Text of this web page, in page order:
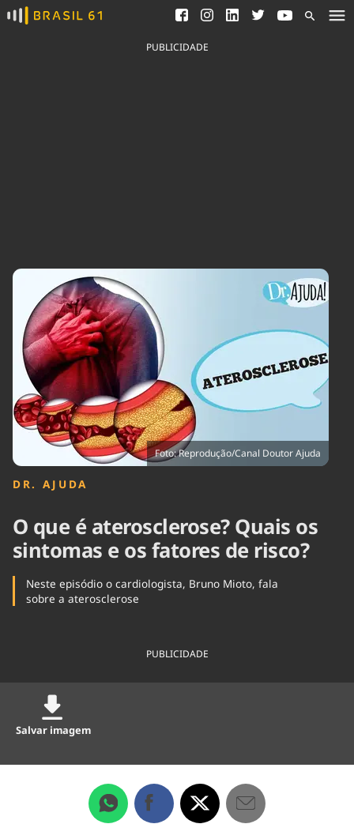
Ver todas as notícias
Saneamento
Indicadores
Agronegócios
Brasil
Brasil Mineral
Ciência &
Tecnologia
Cinema
Comportamento
Cultura
Economia
Educação
Infraestrutura
Internacional
Meio Ambiente
Saúde
PUBLICIDADE
Foto: Reprodução/Canal Doutor Ajuda
DR. AJUDA
O que é aterosclerose? Quais os
sintomas e os fatores de risco?
Neste episódio o cardiologista, Bruno Mioto, fala
sobre a aterosclerose
PUBLICIDADE
Salvar imagem